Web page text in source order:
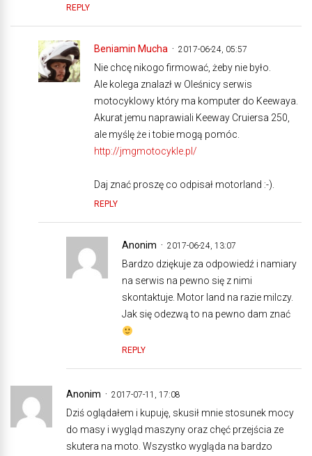
REPLY
Beniamin Mucha 2017-06-24, 05:57
Nie chcę nikogo firmować, żeby nie było.
Ale kolega znalazł w Oleśnicy serwis
motocyklowy który ma komputer do Keewaya.
Akurat jemu naprawiali Keeway Cruiersa 250,
ale myślę że i tobie mogą pomóc.
http://jmgmotocykle.pl/
Daj znać proszę co odpisał motorland :-).
REPLY
Anonim 2017-06-24, 13:07
Bardzo dziękuje za odpowiedź i namiary
na serwis na pewno się z nimi
skontaktuje. Motor land na razie milczy.
Jak się odezwą to na pewno dam znać
REPLY
Anonim 2017-07-11, 17:08
Dziś oglądałem i kupuję, skusił mnie stosunek mocy
do masy i wygląd maszyny oraz chęć przejścia ze
skutera na moto. Wszystko wygląda na bardzo